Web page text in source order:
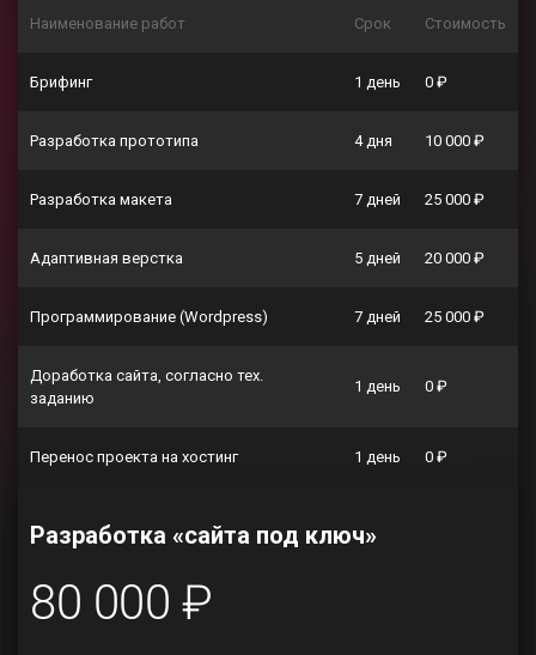
Наименование работ Срок Стоимость
Брифинг 1 день 0 ₽
Разработка прототипа 4 дня 10 000 ₽
Разработка макета 7 дней 25 000 ₽
Адаптивная верстка 5 дней 20 000 ₽
Программирование (Wordpress) 7 дней 25 000 ₽
Доработка сайта, согласно тех.
заданию
1 день 0 ₽
Перенос проекта на хостинг 1 день 0 ₽
Разработка «сайта под ключ»
80 000 ₽